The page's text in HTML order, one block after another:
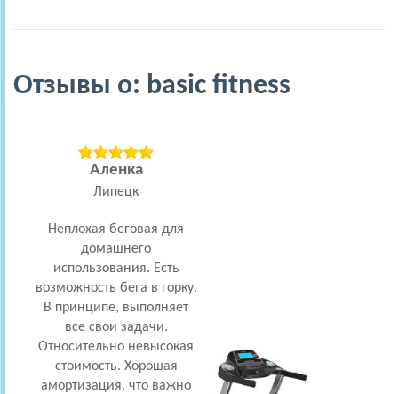
Отзывы о: basic fitness
Аленка
Липецк
Неплохая беговая для
домашнего
использования. Есть
возможность бега в горку.
В принципе, выполняет
все свои задачи.
Относительно невысокая
стоимость. Хорошая
амортизация, что важно